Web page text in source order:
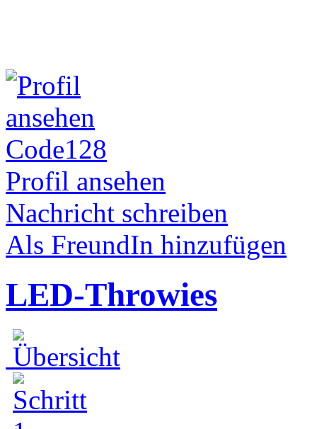
Code128
Profil ansehen
Nachricht schreiben
Als FreundIn hinzufügen
LED-Throwies